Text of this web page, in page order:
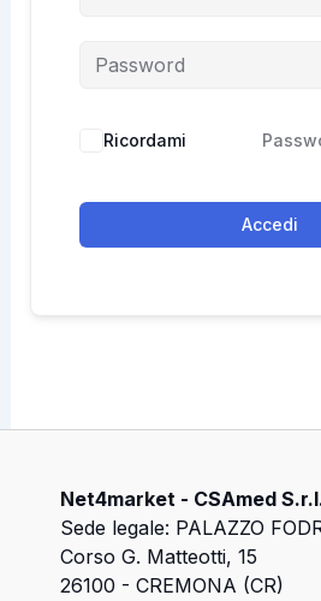
Ricordami
Accedi
Net4market - CSAmed
Sede legale: PALAZZO
Corso G. Matteotti, 15
26100 - CREMONA (CR)